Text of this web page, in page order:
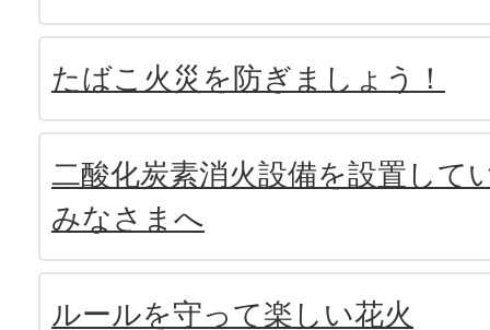
たばこ火災を防ぎましょう！
二酸化炭素消火設備を設置して
みなさまへ
ルールを守って楽しい花火